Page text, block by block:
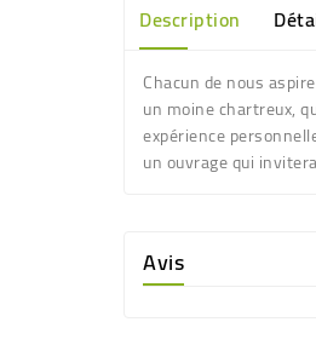
Description
Chacun de nous
un moine chartreux,
expérience
un ouvrage qui
Avis